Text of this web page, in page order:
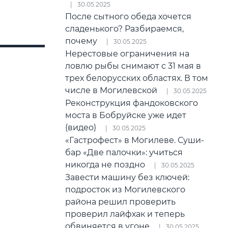
30.05.2025
После сытного обеда хочется
сладенького? Разбираемся,
почему
30.05.2025
Нерестовые ограничения на
ловлю рыбы снимают с 31 мая в
трех белорусских областях. В том
числе в Могилевской
30.05.2025
Реконструкция фандоковского
моста в Бобруйске уже идет
(видео)
30.05.2025
«Гастрофест» в Могилеве. Суши-
бар «Две палочки»: учиться
никогда не поздно
30.05.2025
Завести машину без ключей:
подросток из Могилевского
района решил проверить
проверил лайфхак и теперь